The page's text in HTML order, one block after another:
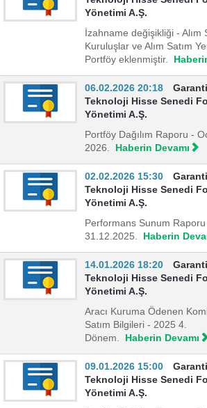
Yönetimi A.Ş.
İzahname değişikliği - Alım
Kuruluşlar ve Alım Satım
Portföy eklenmiştir.
06.02.2026 20:18
Teknoloji Hisse Senedi
Yönetimi A.Ş.
Portföy Dağılım Raporu -
2026. Haberin Devamı
02.02.2026 15:30
Teknoloji Hisse Senedi
Yönetimi A.Ş.
Performans Sunum Raporu
31.12.2025. Haberin
14.01.2026 18:20
Teknoloji Hisse Senedi
Yönetimi A.Ş.
Aracı Kuruma Ödenen
Satım Bilgileri - 2025 4.
Dönem. Haberin Devamı
09.01.2026 15:00
Teknoloji Hisse Senedi
Yönetimi A.Ş.